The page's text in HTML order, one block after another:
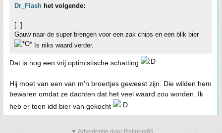
Dr_Flash het volgende:
[..]
Gauw naar de super brengen voor een zak chips en een blik bier
Is niks waard verder.
Dat is nog een vrij optimistische schatting
Hij moet van een van m’n broertjes geweest zijn. Die wilden hem
bewaren omdat ze dachten dat het veel waard zou worden. Ik
heb er toen idd bier van gekocht
▼ Advertentie door Refinery89